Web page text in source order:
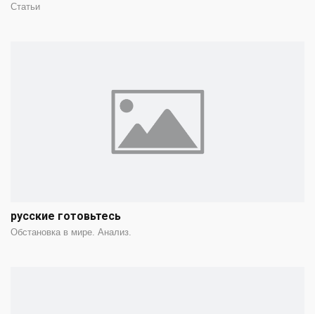
Статьи
русские готовьтесь
Обстановка в мире. Анализ.